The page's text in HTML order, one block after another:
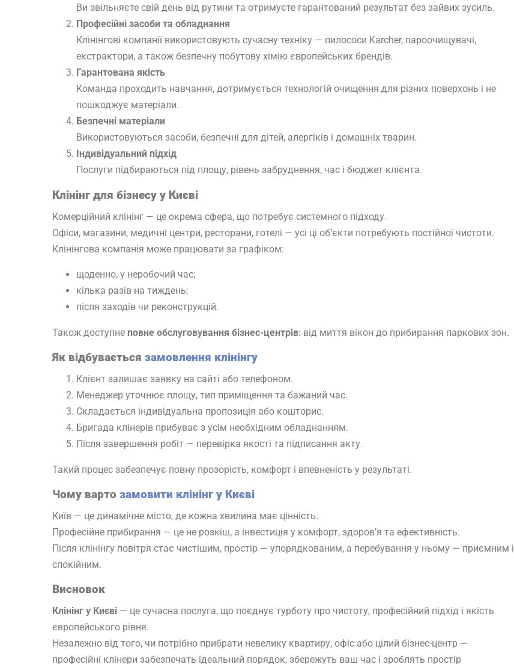
Ви звільняєте свій день від рутини та отримуєте гарантований результат без зайвих зусиль.
Професійні засоби та обладнання
Клінінгові компанії використовують сучасну техніку — пилососи Karcher, пароочищувачі,
екстрактори, а також безпечну побутову хімію європейських брендів.
Гарантована якість
Команда проходить навчання, дотримується технологій очищення для різних поверхонь і не
пошкоджує матеріали.
Безпечні матеріали
Використовуються засоби, безпечні для дітей, алергіків і домашніх тварин.
Індивідуальний підхід
Послуги підбираються під площу, рівень забруднення, час і бюджет клієнта.
Клінінг для бізнесу у Києві
Комерційний клінінг — це окрема сфера, що потребує системного підходу.
Офіси, магазини, медичні центри, ресторани, готелі — усі ці об’єкти потребують постійної чистоти.
Клінінгова компанія може працювати за графіком:
щоденно, у неробочий час;
кілька разів на тиждень;
після заходів чи реконструкцій.
Також доступне повне обслуговування бізнес-центрів: від миття вікон до прибирання паркових зон.
Як відбувається замовлення клінінгу
Клієнт залишає заявку на сайті або телефоном.
Менеджер уточнює площу, тип приміщення та бажаний час.
Складається індивідуальна пропозиція або кошторис.
Бригада клінерів прибуває з усім необхідним обладнанням.
Після завершення робіт — перевірка якості та підписання акту.
Такий процес забезпечує повну прозорість, комфорт і впевненість у результаті.
Чому варто замовити клінінг у Києві
Київ — це динамічне місто, де кожна хвилина має цінність.
Професійне прибирання — це не розкіш, а інвестиція у комфорт, здоров’я та ефективність.
Після клінінгу повітря стає чистішим, простір — упорядкованим, а перебування у ньому — приємним і
спокійним.
Висновок
Клінінг у Києві — це сучасна послуга, що поєднує турботу про чистоту, професійний підхід і якість
європейського рівня.
Незалежно від того, чи потрібно прибрати невелику квартиру, офіс або цілий бізнес-центр —
професійні клінери забезпечать ідеальний порядок, збережуть ваш час і зроблять простір